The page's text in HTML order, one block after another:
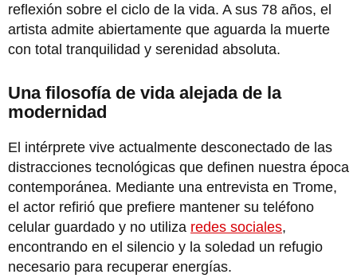
reflexión sobre el ciclo de la vida. A sus 78 años, el
artista admite abiertamente que aguarda la muerte
con total tranquilidad y serenidad absoluta.
Una filosofía de vida alejada de la
modernidad
El intérprete vive actualmente desconectado de las
distracciones tecnológicas que definen nuestra época
contemporánea. Mediante una entrevista en Trome,
el actor refirió que prefiere mantener su teléfono
celular guardado y no utiliza redes sociales,
encontrando en el silencio y la soledad un refugio
necesario para recuperar energías.